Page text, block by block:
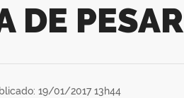
DE PESAR
19/01/2017 13h44